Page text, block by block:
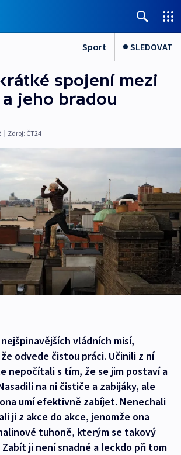
Sport SLEDOVAT
spojení mezi
jeho bradou
| Zdroj: ČT24
vládních misí,
odvede čistou práci. Učinili z ní
nepočítali s tím, že se jim postaví a
na ni čističe a zabijáky, ale
umí efektivně zabíjet. Nenechali
ji z akce do akce, jenomže ona
tuhoně, kterým se takový
ji není snadné a leckdo při tom